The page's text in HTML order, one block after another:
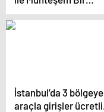
Konser Verdi
İstanbul’da 3 bölgeye
araçla girişler ücretli